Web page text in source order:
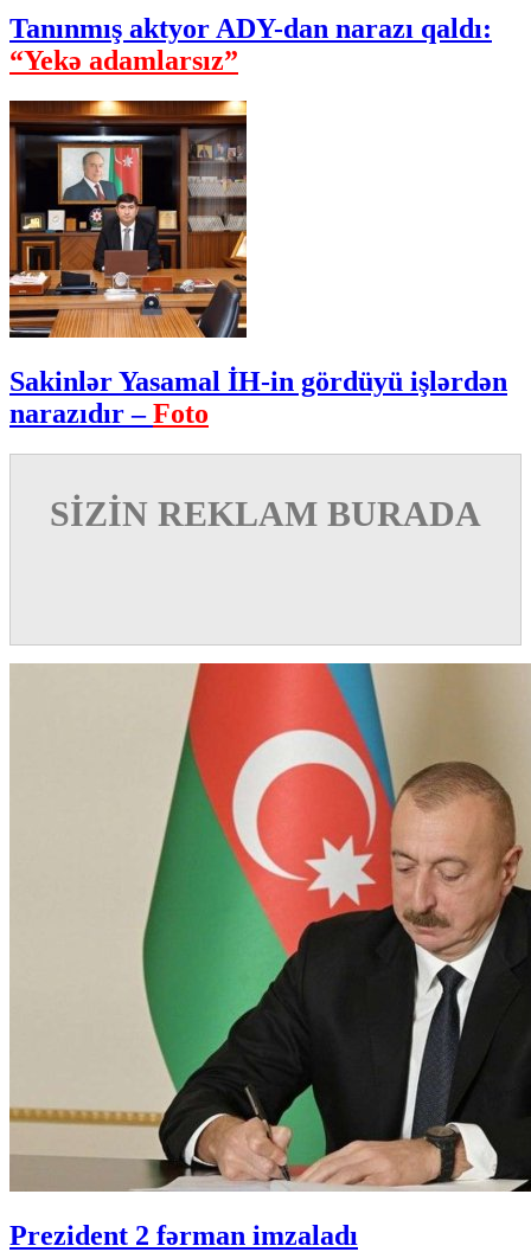
Tanınmış aktyor ADY-dan narazı qaldı:
“Yekə adamlarsız”
Sakinlər Yasamal İH-in gördüyü işlərdən
narazıdır –Foto
SİZİN REKLAM BURADA
Prezident 2 fərman imzaladı